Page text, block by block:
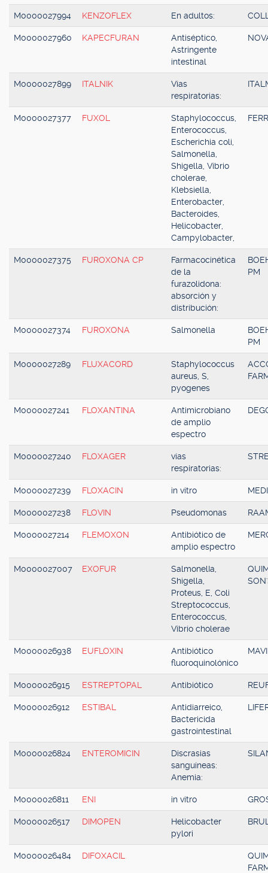
M0000027994 KENZOFLEX En adultos:
M0000027960 KAPECFURAN
Antiséptico,
Astringente
intestinal
M0000027899 ITALNIK
Vías
respiratorias:
M0000027377 FUXOL
Staphylococcus,
Enterococcus,
Escherichia coli,
Salmonella,
Shigella, Vibrio
cholerae,
Klebsiella,
Enterobacter,
Bacteroides,
Helicobacter,
Campylobacter,
M0000027375 FUROXONA CP
Farmacocinética
de la
furazolidona:
absorción y
distribución:
PM
M0000027374 FUROXONA Salmonella
PM
M0000027289 FLUXACORD
Staphylococcus
aureus, S,
pyogenes
M0000027241 FLOXANTINA
Antimicrobiano
de amplio
espectro
M0000027240 FLOXAGER
vías
respiratorias:
M0000027239 FLOXACIN in vitro
M0000027238 FLOVIN Pseudomonas
M0000027214 FLEMOXON
Antibiótico de
amplio espectro
M0000027007 EXOFUR
SalmonelIa,
Shigella,
Proteus, E, Coli
Streptococcus,
Enterococcus,
Vibrío cholerae
M0000026938 EUFLOXIN
Antibiótico
fluoroquinolónico
MAVI
M0000026915 ESTREPTOPAL Antibiótico
M0000026912 ESTIBAL
Antidiarreico,
Bactericida
gastrointestinal
M0000026824 ENTEROMICIN
Discrasias
sanguíneas:
Anemia:
M0000026811 ENI in vitro
M0000026517 DIMOPEN
Helicobacter
pylori
M0000026484 DIFOXACIL